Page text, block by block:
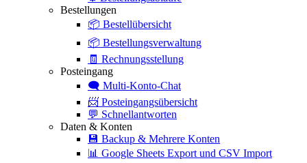
Bestellungen
📦 Bestellübersicht
📦 Bestellungsverwaltung
🧾 Rechnungsstellung
Posteingang
🗨️ Multi-Konto-Chat
📨 Posteingangsübersicht
💬 Schnellantworten
Daten & Konten
💾 Backup & Mehrere Konten
📊 Google Sheets Export und CSV Import